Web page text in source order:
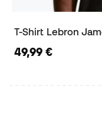
T-Shirt Lebron
49,99 €